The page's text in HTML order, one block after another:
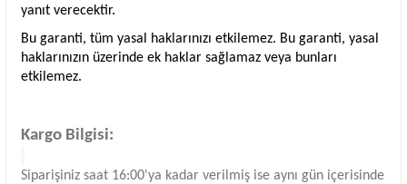
yanıt verecektir.
Bu garanti, tüm yasal haklarınızı etkilemez. Bu garanti, yasal
haklarınızın üzerinde ek haklar sağlamaz veya bunları
etkilemez.
Kargo Bilgisi:
Siparişiniz saat 16:00'ya kadar verilmiş ise aynı gün içerisinde